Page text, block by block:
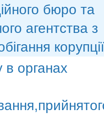
бюро та
агентства з
корупції
органах